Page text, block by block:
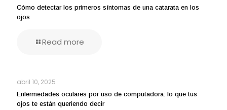
Cómo detectar los primeros síntomas de una catarata en los
ojos
Read more
abril 10, 2025
Enfermedades oculares por uso de computadora: lo que tus
ojos te están queriendo decir